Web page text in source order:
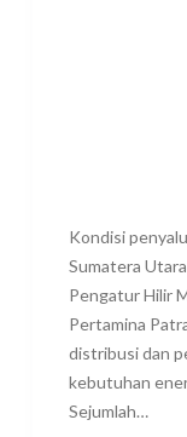
Kondisi
Sumatera
Pengatur Hilir
Pertamina
distribusi dan
kebutuhan
Sejumlah…